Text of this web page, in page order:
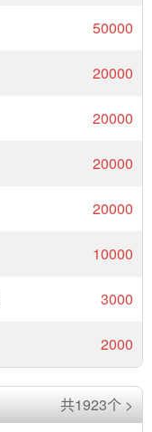
50000
20000
20000
20000
20000
10000
3000
2000
共1923个 >